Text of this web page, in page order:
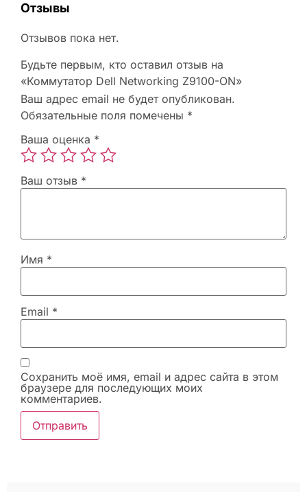
Отзывы
Отзывов пока нет.
Будьте первым, кто оставил отзыв на
«Коммутатор Dell Networking Z9100-ON»
Ваш адрес email не будет опубликован.
Обязательные поля помечены *
Ваша оценка *
Ваш отзыв *
Имя *
Email *
Сохранить моё имя, email и адрес сайта в этом
браузере для последующих моих
комментариев.